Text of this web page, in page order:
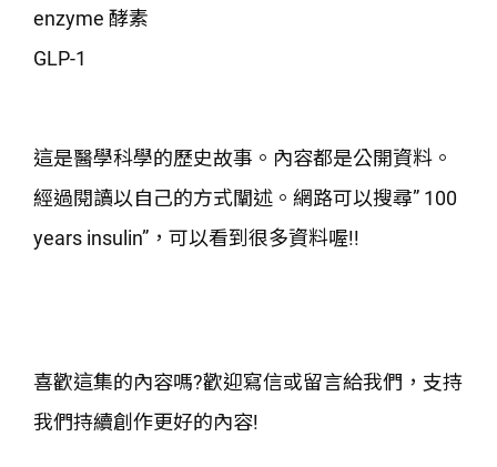
enzyme 酵素
GLP-1
這是醫學科學的歷史故事。內容都是公開資料。
經過閱讀以自己的方式闡述。網路可以搜尋” 100
years insulin”，可以看到很多資料喔!!
喜歡這集的內容嗎?歡迎寫信或留言給我們，支持
我們持續創作更好的內容!